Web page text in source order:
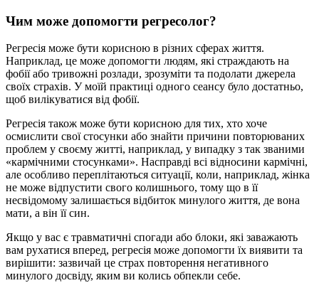
Чим може допомогти регресолог?
Регресія може бути корисною в різних сферах життя.
Наприклад, це може допомогти людям, які страждають на
фобії або тривожні розлади, зрозуміти та подолати джерела
своїх страхів. У моїй практиці одного сеансу було достатньо,
щоб вилікуватися від фобії.
Регресія також може бути корисною для тих, хто хоче
осмислити свої стосунки або знайти причини повторюваних
проблем у своєму житті, наприклад, у випадку з так званими
«кармічними стосунками». Насправді всі відносини кармічні,
але особливо переплітаються ситуації, коли, наприклад, жінка
не може відпустити свого колишнього, тому що в її
несвідомому залишається відбиток минулого життя, де вона
мати, а він її син.
Якщо у вас є травматичні спогади або блоки, які заважають
вам рухатися вперед, регресія може допомогти їх виявити та
вирішити: зазвичай це страх повторення негативного
минулого досвіду, яким ви колись обпекли себе.